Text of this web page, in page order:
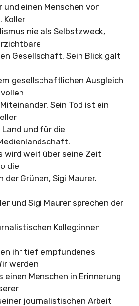
und einen Menschen von
Koller
nie als Selbstzweck,
Gesellschaft. Sein Blick galt
gesellschaftlichen Ausgleich
Sein Tod ist ein
und für die
wird weit über seine Zeit
die
der Grünen, Sigi Maurer.
und Sigi Maurer sprechen der
Kolleg:innen
ihr tief empfundenes
werden
einen Menschen in Erinnerung
journalistischen Arbeit